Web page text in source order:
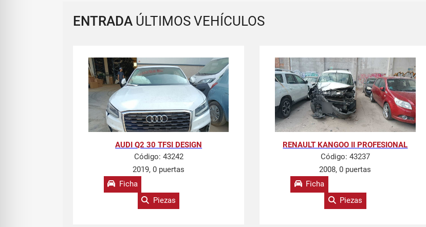
ENTRADA ÚLTIMOS VEHÍCULOS
AUDI Q2 30 TFSI DESIGN
Código: 43242
2019, 0 puertas
Ficha
Piezas
RENAULT KANGOO II PROFESIONAL
Código: 43237
2008, 0 puertas
Ficha
Piezas